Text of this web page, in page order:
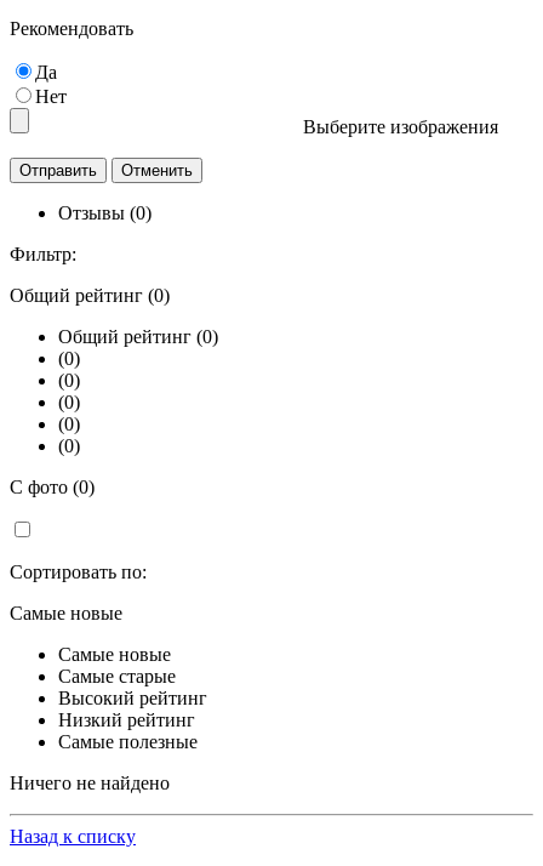
Рекомендовать
Да
Нет
Выберите изображения
Отзывы (0)
Фильтр:
Общий рейтинг (0)
Общий рейтинг (0)
(0)
(0)
(0)
(0)
(0)
С фото (0)
Сортировать по:
Самые новые
Самые новые
Самые старые
Высокий рейтинг
Низкий рейтинг
Самые полезные
Ничего не найдено
Назад к списку